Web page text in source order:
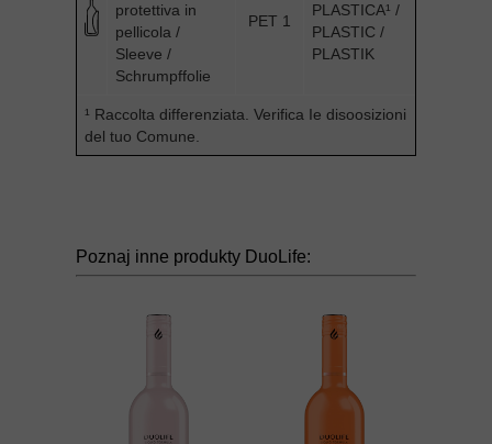
Poznaj inne produkty DuoLife:
protettiva in
pellicola /
Sleeve /
Schrumpffolie
PET 1
PLASTICA¹ /
PLASTIC /
PLASTIK
¹ Raccolta differenziata. Verifica Ie disoosizioni
del tuo Comune.